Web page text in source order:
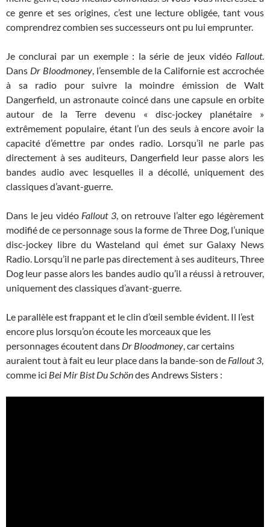
ce genre et ses origines, c’est une lecture obligée, tant vous
comprendrez combien ses successeurs ont pu lui emprunter.
Je conclurai par un exemple : la série de jeux vidéo Fallout.
Dans Dr Bloodmoney, l’ensemble de la Californie est accrochée
à sa radio pour suivre la moindre émission de Walt
Dangerfield, un astronaute coincé dans une capsule en orbite
autour de la Terre devenu « disc-jockey planétaire »
extrêmement populaire, étant l’un des seuls à encore avoir la
capacité d’émettre par ondes radio. Lorsqu’il ne parle pas
directement à ses auditeurs, Dangerfield leur passe alors les
bandes audio avec lesquelles il a décollé, uniquement des
classiques d’avant-guerre.
Dans le jeu vidéo Fallout 3, on retrouve l’alter ego légèrement
modifié de ce personnage sous la forme de Three Dog, l’unique
disc-jockey libre du Wasteland qui émet sur Galaxy News
Radio. Lorsqu’il ne parle pas directement à ses auditeurs, Three
Dog leur passe alors les bandes audio qu’il a réussi à retrouver,
uniquement des classiques d’avant-guerre.
Le parallèle est frappant et le clin d’œil semble évident. Il l’est
encore plus lorsqu’on écoute les morceaux que les
personnages écoutent dans Dr Bloodmoney, car certains
auraient tout à fait eu leur place dans la bande-son de Fallout 3,
comme ici Bei Mir Bist Du Schöndes Andrews Sisters :